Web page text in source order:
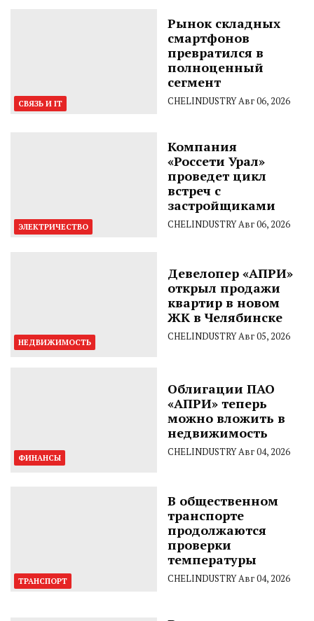
СВЯЗЬ И IT
Рынок складных
смартфонов
превратился в
полноценный
сегмент
CHELINDUSTRYАвг 06, 2026
ЭЛЕКТРИЧЕСТВО
Компания
«Россети Урал»
проведет цикл
встреч с
застройщиками
CHELINDUSTRYАвг 06, 2026
НЕДВИЖИМОСТЬ
Девелопер «АПРИ»
открыл продажи
квартир в новом
ЖК в Челябинске
CHELINDUSTRYАвг 05, 2026
ФИНАНСЫ
Облигации ПАО
«АПРИ» теперь
можно вложить в
недвижимость
CHELINDUSTRYАвг 04, 2026
ТРАНСПОРТ
В общественном
транспорте
продолжаются
проверки
температуры
CHELINDUSTRYАвг 04, 2026